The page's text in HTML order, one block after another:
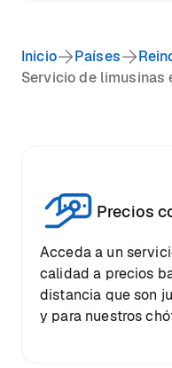
Inicio Países
Servicio de limusinas
Precios
Acceda a un
calidad a precios
distancia que son
y para nuestros